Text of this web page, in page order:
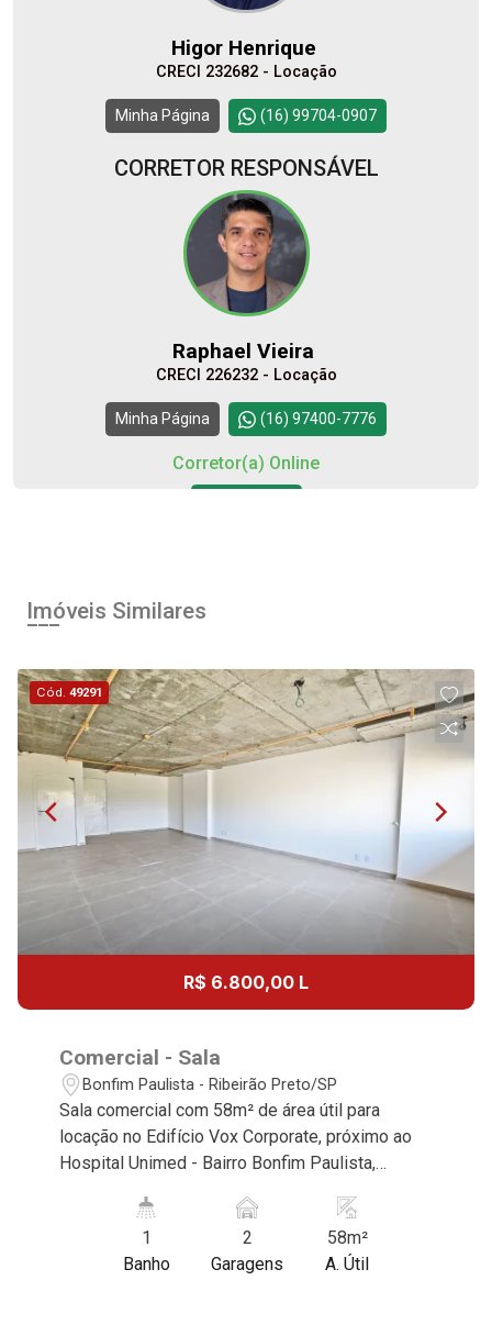
Higor Henrique
CRECI 232682 - Locação
Minha Página (16) 99704-0907
CORRETOR RESPONSÁVEL
Raphael Vieira
CRECI 226232 - Locação
Minha Página (16) 97400-7776
Corretor(a) Online
Imóveis Similares
Cód.49291
R$ 6.800,00 L
Comercial - Sala
Bonfim Paulista - Ribeirão Preto/SP
Sala comercial com 58m² de área útil para
locação no Edifício Vox Corporate, próximo ao
Hospital Unimed - Bairro Bonfim Paulista,
deste imóvel que a Martinelli Imobiliária
selecionou para você: - 58m² de área útil - 1
sala ampla - W.C. - Vista privilegiada - 2 vagas *
1
Banho
2
Garagens
58m²
A. Útil